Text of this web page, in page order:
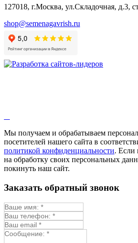
127018, г.Москва, ул.Складочная, д.3,
shop@semenagavrish.ru
Мы получаем и обрабатываем
посетителей нашего сайта в
политикой конфиденциальности. Если
на обработку своих персональных
покинуть наш сайт.
Заказать обратный звонок